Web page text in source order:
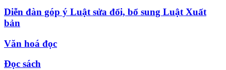
Diễn đàn góp ý Luật sửa đổi, bổ sung Luật Xuất
bản
Văn hoá đọc
Đọc sách